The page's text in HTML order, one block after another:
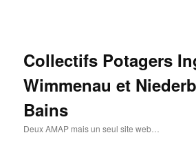
Collectifs Potagers
Wimmenau et
Bains
Deux AMAP mais un seul site web…